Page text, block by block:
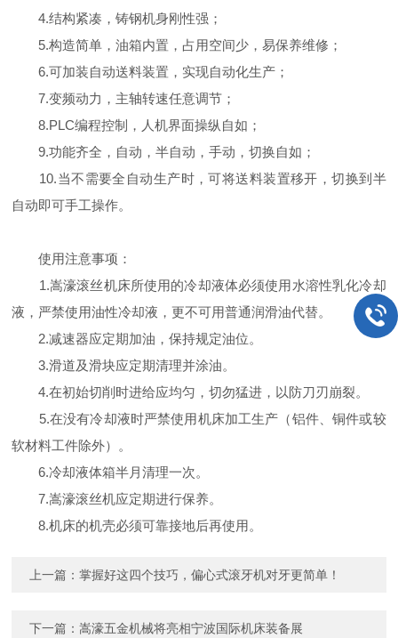
4.结构紧凑，铸钢机身刚性强；
5.构造简单，油箱内置，占用空间少，易保养维修；
6.可加装自动送料装置，实现自动化生产；
7.变频动力，主轴转速任意调节；
8.PLC编程控制，人机界面操纵自如；
9.功能齐全，自动，半自动，手动，切换自如；
10.当不需要全自动生产时，可将送料装置移开，切换到半
自动即可手工操作。
使用注意事项：
1.嵩濠滚丝机床所使用的冷却液体必须使用水溶性乳化冷却
液，严禁使用油性冷却液，更不可用普通润滑油代替。
2.减速器应定期加油，保持规定油位。
3.滑道及滑块应定期清理并涂油。
4.在初始切削时进给应均匀，切勿猛进，以防刀刃崩裂。
5.在没有冷却液时严禁使用机床加工生产（铝件、铜件或较
软材料工件除外）。
6.冷却液体箱半月清理一次。
7.嵩濠滚丝机应定期进行保养。
8.机床的机壳必须可靠接地后再使用。
上一篇：掌握好这四个技巧，偏心式滚牙机对牙更简单！
下一篇：嵩濠五金机械将亮相宁波国际机床装备展